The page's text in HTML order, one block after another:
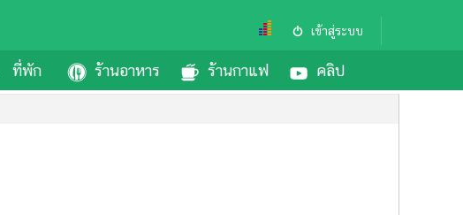
เข้าสู่ระบบ
ที่พัก ร้านอาหาร ร้านกาแฟ คลิป